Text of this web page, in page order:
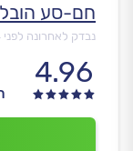
חם-סע
נבדק לאחרונה לפני 4 ימים
4.96